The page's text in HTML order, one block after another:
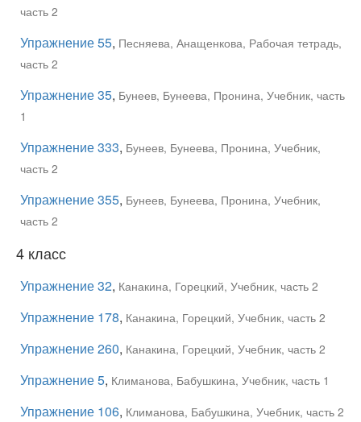
часть 2
Упражнение 55, Песняева, Анащенкова, Рабочая тетрадь,
часть 2
Упражнение 35, Бунеев, Бунеева, Пронина, Учебник, часть
1
Упражнение 333, Бунеев, Бунеева, Пронина, Учебник,
часть 2
Упражнение 355, Бунеев, Бунеева, Пронина, Учебник,
часть 2
4 класс
Упражнение 32, Канакина, Горецкий, Учебник, часть 2
Упражнение 178, Канакина, Горецкий, Учебник, часть 2
Упражнение 260, Канакина, Горецкий, Учебник, часть 2
Упражнение 5, Климанова, Бабушкина, Учебник, часть 1
Упражнение 106, Климанова, Бабушкина, Учебник, часть 2